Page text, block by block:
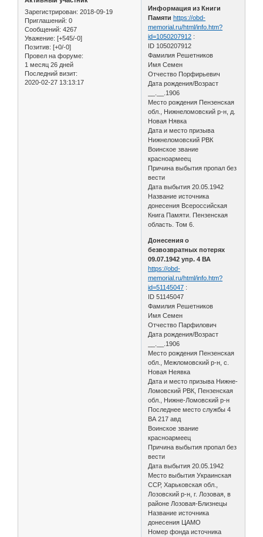
Зарегистрирован: 2018-09-19
Приглашений: 0
Сообщений: 4267
Уважение: [+545/-0]
Позитив: [+0/-0]
Провел на форуме:
1 месяц 26 дней
Последний визит:
2020-02-27 13:13:17
Информация из Книги
Памяти https://obd-
memorial.ru/html/info.htm?
id=1050207912 :
ID 1050207912
Фамилия Решетников
Имя Семен
Отчество Порфирьевич
Дата рождения/Возраст
__.__.1906
Место рождения Пензенская
обл., Нижнеломовский р-н, д.
Новая Нявка
Дата и место призыва
Нижнеломовский РВК
Воинское звание
красноармеец
Причина выбытия пропал без
вести
Дата выбытия 20.05.1942
Название источника
донесения Всероссийская
Книга Памяти. Пензенская
область. Том 6.
Донесения о
безвозвратных потерях
09.07.1942 упр. 4 ВА
https://obd-
memorial.ru/html/info.htm?
id=51145047 :
ID 51145047
Фамилия Решетников
Имя Семен
Отчество Парфилович
Дата рождения/Возраст
__.__.1906
Место рождения Пензенская
обл., Межломовский р-н, с.
Новая Неявка
Дата и место призыва Нижне-
Ломовский РВК, Пензенская
обл., Нижне-Ломовский р-н
Последнее место службы 4
ВА 217 авд
Воинское звание
красноармеец
Причина выбытия пропал без
вести
Дата выбытия 20.05.1942
Место выбытия Украинская
ССР, Харьковская обл.,
Лозовский р-н, г. Лозовая, в
районе Лозовая-Близнецы
Название источника
донесения ЦАМО
Номер фонда источника